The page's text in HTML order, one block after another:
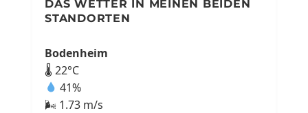
DAS WETTER IN MEINEN BEIDEN
STANDORTEN
Bodenheim
🌡 22°C
41%
🌬 1.73 m/s